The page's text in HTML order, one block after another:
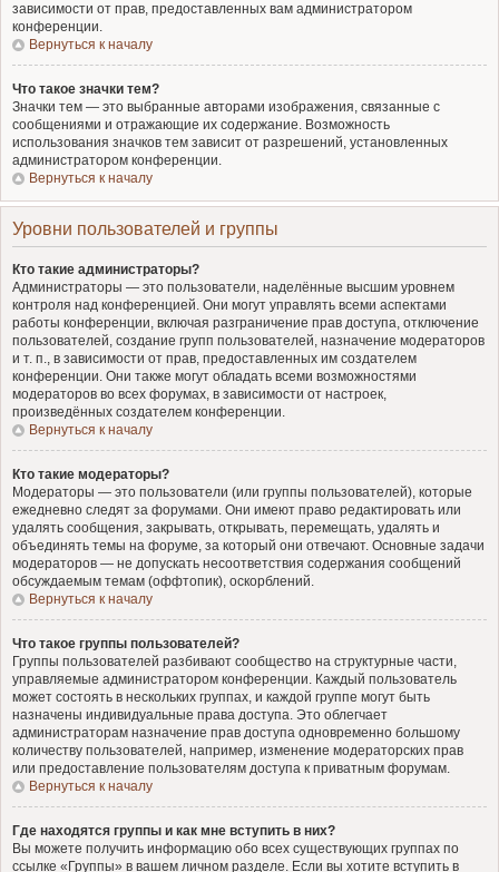
зависимости от прав, предоставленных вам администратором
конференции.
Вернуться к началу
Что такое значки тем?
Значки тем — это выбранные авторами изображения, связанные с
сообщениями и отражающие их содержание. Возможность
использования значков тем зависит от разрешений, установленных
администратором конференции.
Вернуться к началу
Уровни пользователей и группы
Кто такие администраторы?
Администраторы — это пользователи, наделённые высшим уровнем
контроля над конференцией. Они могут управлять всеми аспектами
работы конференции, включая разграничение прав доступа, отключение
пользователей, создание групп пользователей, назначение модераторов
и т. п., в зависимости от прав, предоставленных им создателем
конференции. Они также могут обладать всеми возможностями
модераторов во всех форумах, в зависимости от настроек,
произведённых создателем конференции.
Вернуться к началу
Кто такие модераторы?
Модераторы — это пользователи (или группы пользователей), которые
ежедневно следят за форумами. Они имеют право редактировать или
удалять сообщения, закрывать, открывать, перемещать, удалять и
объединять темы на форуме, за который они отвечают. Основные задачи
модераторов — не допускать несоответствия содержания сообщений
обсуждаемым темам (оффтопик), оскорблений.
Вернуться к началу
Что такое группы пользователей?
Группы пользователей разбивают сообщество на структурные части,
управляемые администратором конференции. Каждый пользователь
может состоять в нескольких группах, и каждой группе могут быть
назначены индивидуальные права доступа. Это облегчает
администраторам назначение прав доступа одновременно большому
количеству пользователей, например, изменение модераторских прав
или предоставление пользователям доступа к приватным форумам.
Вернуться к началу
Где находятся группы и как мне вступить в них?
Вы можете получить информацию обо всех существующих группах по
ссылке «Группы» в вашем личном разделе. Если вы хотите вступить в